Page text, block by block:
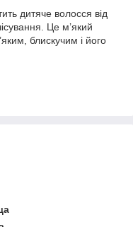
дитяче волосся від
Це м’який
блискучим і його